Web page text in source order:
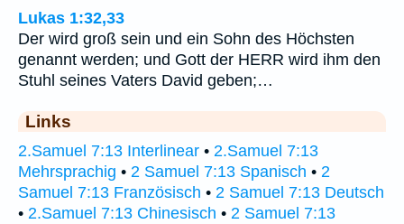
Lukas 1:32,33
Der wird groß sein und ein Sohn des Höchsten
genannt werden; und Gott der HERR wird ihm den
Stuhl seines Vaters David geben;…
Links
2.Samuel 7:13 Interlinear • 2.Samuel 7:13
Mehrsprachig • 2 Samuel 7:13 Spanisch • 2
Samuel 7:13 Französisch • 2 Samuel 7:13 Deutsch
• 2.Samuel 7:13 Chinesisch • 2 Samuel 7:13